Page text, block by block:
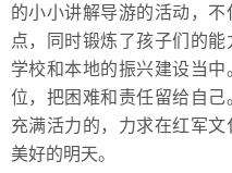
的小小讲解导游的活动，
点，同时锻炼了孩子们的
学校和本地的振兴建设当
位，把困难和责任留给自己
充满活力的，力求在红军
美好的明天。